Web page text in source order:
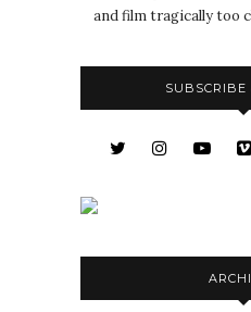
and film tragically too
SUBSCRIBE